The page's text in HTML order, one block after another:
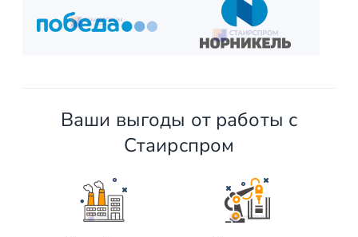
Ваши выгоды от работы с
Стаирспром